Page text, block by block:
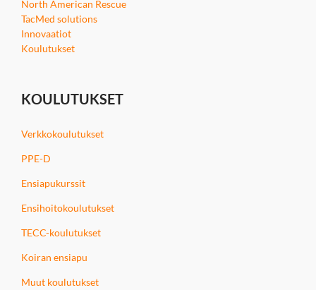
North American Rescue
TacMed solutions
Innovaatiot
Koulutukset
KOULUTUKSET
Verkkokoulutukset
PPE-D
Ensiapukurssit
Ensihoitokoulutukset
TECC-koulutukset
Koiran ensiapu
Muut koulutukset